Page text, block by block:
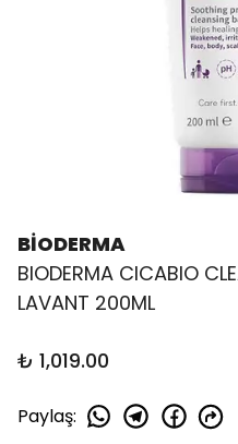
BİODERMA
BIODERMA CICABIO
LAVANT 200ML
₺ 1,019.00
Paylaş: